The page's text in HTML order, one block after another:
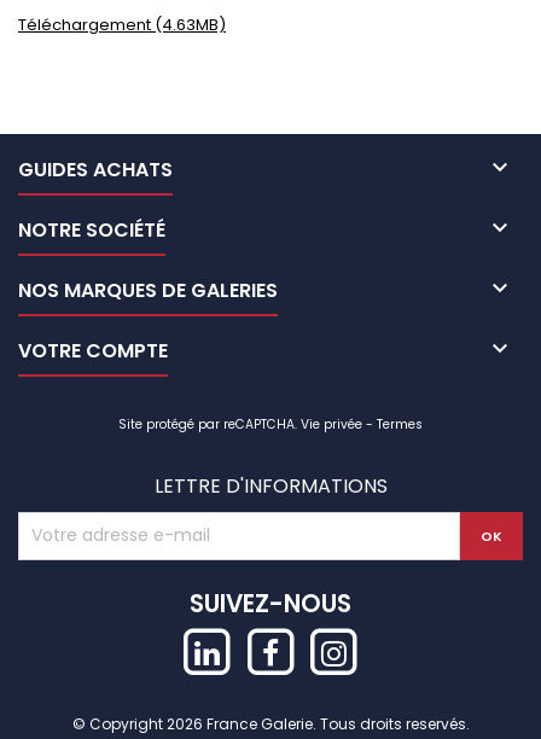
Téléchargement (4.63MB)
GUIDES ACHATS 
NOTRE SOCIÉTÉ 
NOS MARQUES DE GALERIES 
VOTRE COMPTE 
Site protégé par reCAPTCHA. Vie privée - Termes
LETTRE D'INFORMATIONS
SUIVEZ-NOUS
© Copyright 2026 France Galerie. Tous droits reservés.